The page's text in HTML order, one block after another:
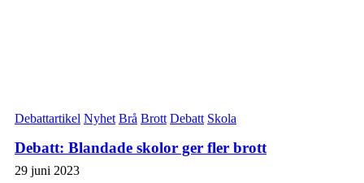
Debattartikel Nyhet Brå Brott Debatt Skola
Debatt: Blandade skolor ger fler brott
29 juni 2023